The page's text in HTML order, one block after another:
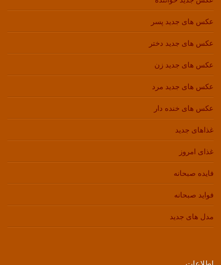
عکس های جدید پسر
عکس های جدید دختر
عکس های جدید زن
عکس های جدید مرد
عکس های خنده دار
غذاهای جدید
غذای امروز
فایده صبحانه
فواید صبحانه
مدل های جدید